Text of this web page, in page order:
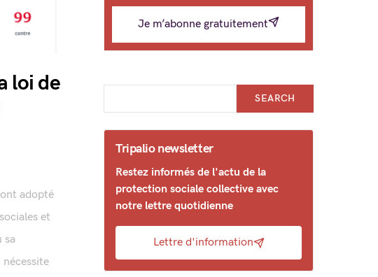
loi de
adopté
et
sa
Je m’abonne gratuitement
SEARCH
Tripalio newsletter
Restez informés de l'actu de la
protection sociale collective avec
notre lettre quotidienne
Lettre d'information